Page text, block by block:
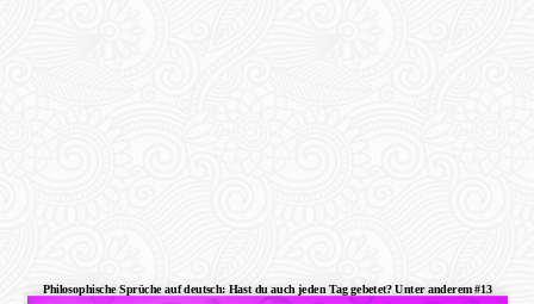
Philosophische Sprüche auf deutsch: Hast du auch jeden Tag gebetet? Unter anderem #13